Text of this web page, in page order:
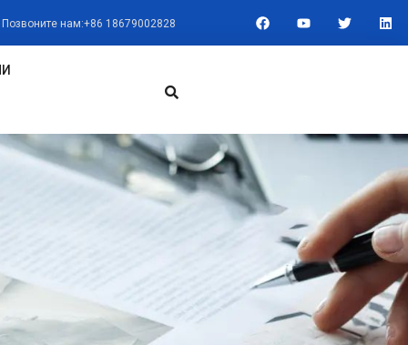
Позвоните нам:+86 18679002828
F
A
C
Y
O
U
T
W
I
L
I
N